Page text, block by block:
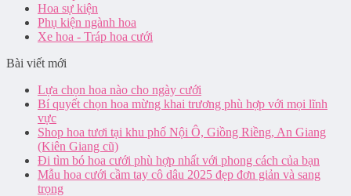
Hoa sự kiện
Phụ kiện ngành hoa
Xe hoa - Tráp hoa cưới
Bài viết mới
Lựa chọn hoa nào cho ngày cưới
Bí quyết chọn hoa mừng khai trương phù hợp với mọi lĩnh
vực
Shop hoa tươi tại khu phố Nội Ô, Giồng Riềng, An Giang
(Kiên Giang cũ)
Đi tìm bó hoa cưới phù hợp nhất với phong cách của bạn
Mẫu hoa cưới cầm tay cô dâu 2025 đẹp đơn giản và sang
trọng